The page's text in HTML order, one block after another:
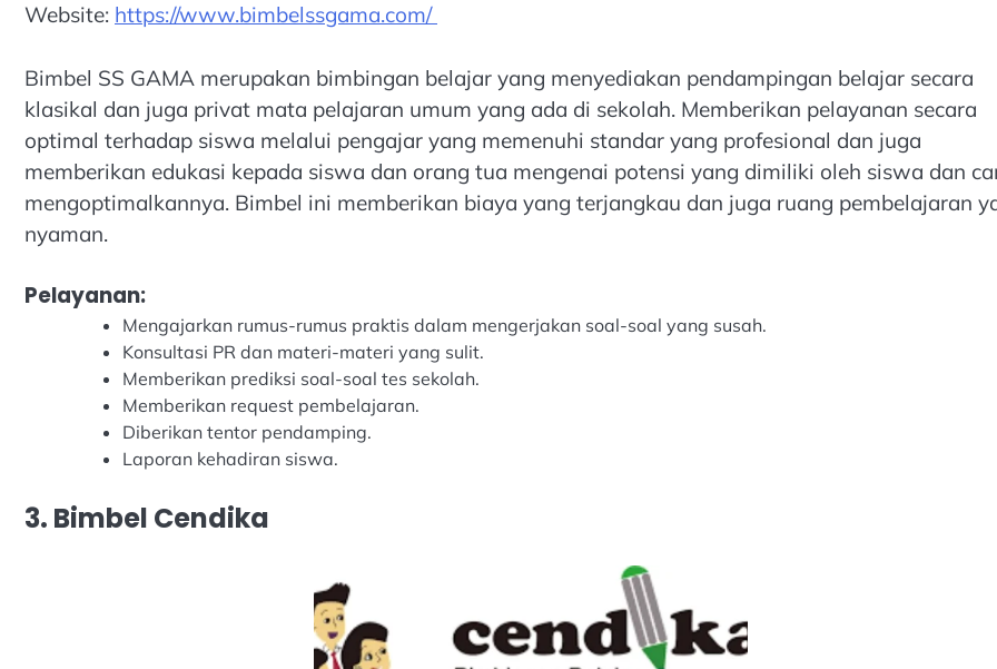
Website: https://www.bimbelssgama.com/
Bimbel SS GAMA merupakan bimbingan belajar yang menyediakan pendampingan belajar secara
klasikal dan juga privat mata pelajaran umum yang ada di sekolah. Memberikan pelayanan secara
optimal terhadap siswa melalui pengajar yang memenuhi standar yang profesional dan juga
memberikan edukasi kepada siswa dan orang tua mengenai potensi yang dimiliki oleh siswa dan
mengoptimalkannya. Bimbel ini memberikan biaya yang terjangkau dan juga ruang pembelajaran
nyaman.
Pelayanan:
Mengajarkan rumus-rumus praktis dalam mengerjakan soal-soal yang susah.
Konsultasi PR dan materi-materi yang sulit.
Memberikan prediksi soal-soal tes sekolah.
Memberikan request pembelajaran.
Diberikan tentor pendamping.
Laporan kehadiran siswa.
3. Bimbel Cendika